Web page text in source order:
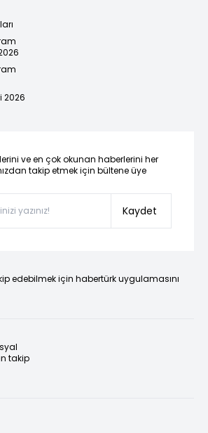
2026
ve en çok okunan haberlerini her
takip etmek için bültene üye
Kaydet
edebilmek için habertürk uygulamasını
takip